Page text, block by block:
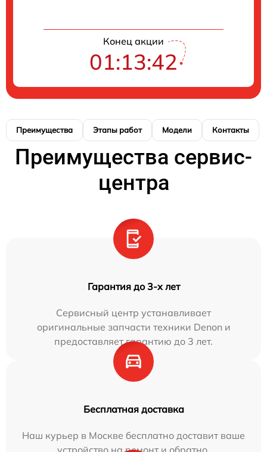
Конец акции
01:13:41
Преимущества Этапы работ Модели Контакты
Преимущества сервис-
центра
Гарантия до 3-х лет
Сервисный центр устанавливает
оригинальные запчасти техники Denon и
предоставляет гарантию до 3 лет.
Бесплатная доставка
Наш курьер в Москве бесплатно доставит ваше